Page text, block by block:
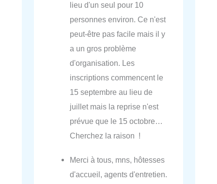
lieu d'un seul pour 10
personnes environ. Ce n'est
peut-être pas facile mais il y
a un gros problème
d'organisation. Les
inscriptions commencent le
15 septembre au lieu de
juillet mais la reprise n'est
prévue que le 15 octobre…
Cherchez la raison !
Merci à tous, mns, hôtesses
d'accueil, agents d'entretien.